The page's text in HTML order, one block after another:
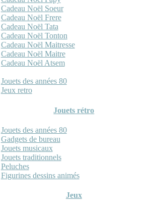
Cadeau Noël Soeur
Cadeau Noël Frere
Cadeau Noël Tata
Cadeau Noël Tonton
Cadeau Noël Maitresse
Cadeau Noël Maitre
Cadeau Noël Atsem
Jouets des années 80
Jeux retro
Jouets rétro
Jouets des années 80
Gadgets de bureau
Jouets musicaux
Jouets traditionnels
Peluches
Figurines dessins animés
Jeux